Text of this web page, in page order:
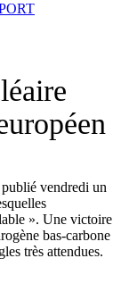
vendredi un
». Une victoire
bas-carbone
très attendues.